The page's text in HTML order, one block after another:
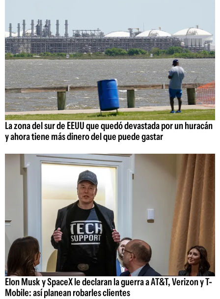
La zona del sur de EEUU que quedó devastada por un huracán
y ahora tiene más dinero del que puede gastar
Elon Musk y SpaceX le declaran la guerra a AT&T, Verizon y T-
Mobile: así planean robarles clientes